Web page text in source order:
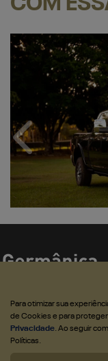
Anterior
Veiculos
Para otimizar sua
de Cookies e para
Privacidade. Ao seguir
Políticas.